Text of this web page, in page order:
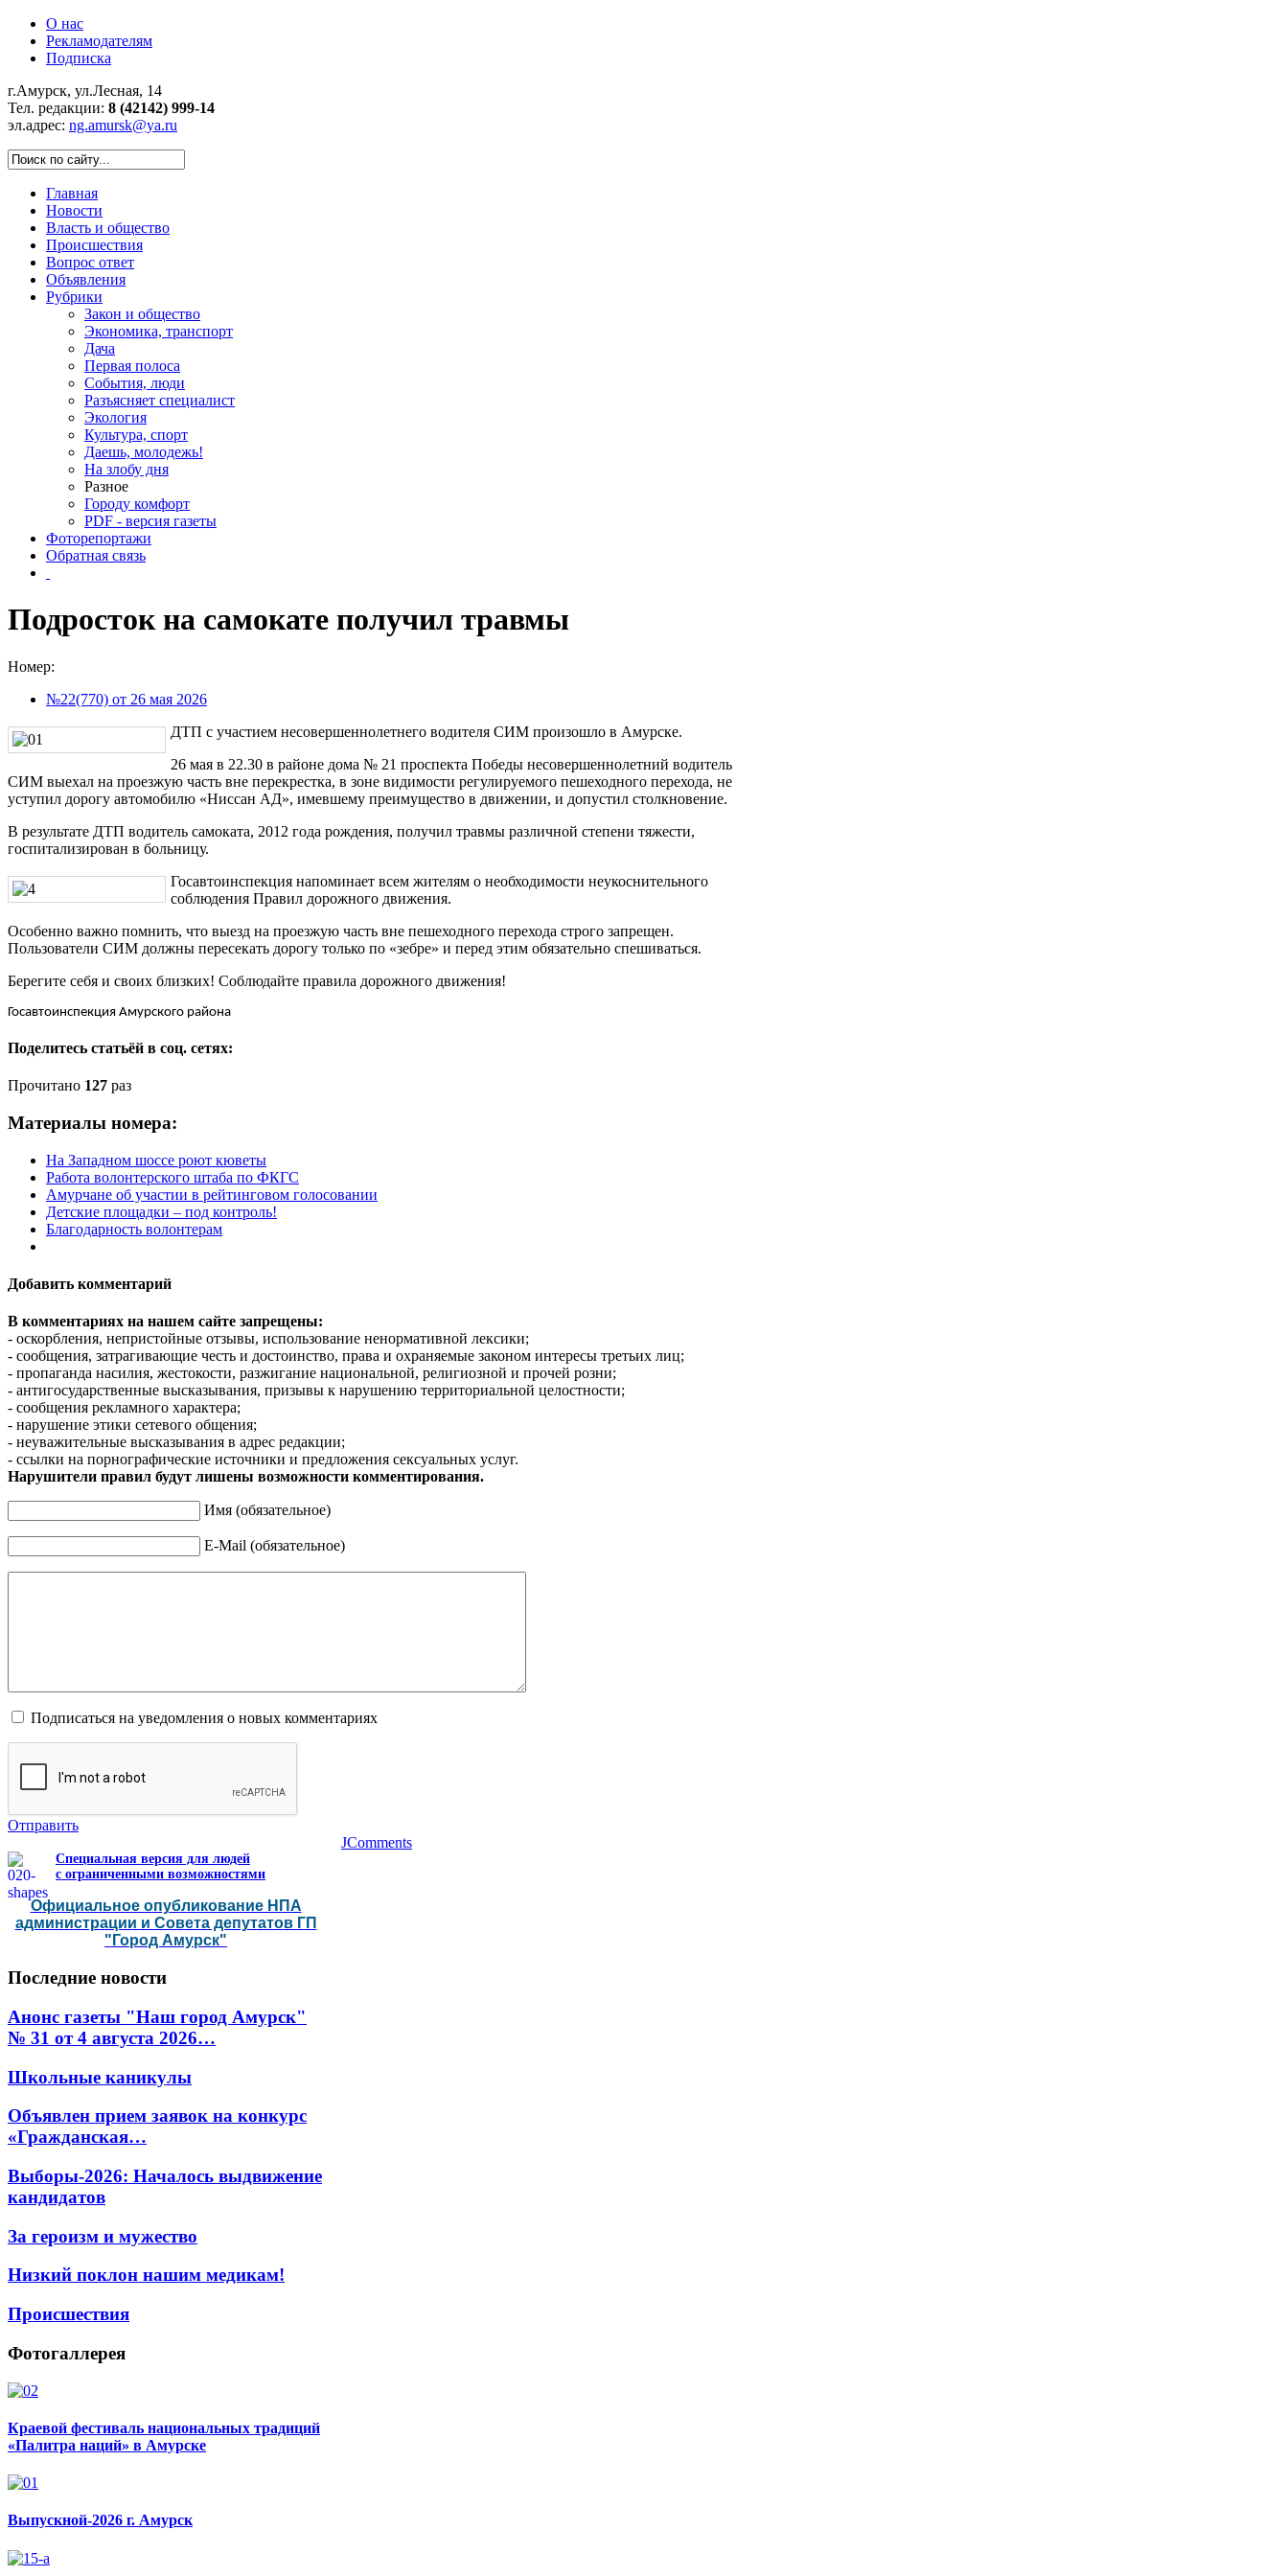
О нас
Рекламодателям
Подписка
г.Амурск, ул.Лесная, 14
Тел. редакции: 8 (42142) 999-14
эл.адрес: ng.amursk@ya.ru
Главная
Новости
Власть и общество
Происшествия
Вопрос ответ
Объявления
Рубрики
Закон и общество
Экономика, транспорт
Дача
Первая полоса
События, люди
Разъясняет специалист
Экология
Культура, спорт
Даешь, молодежь!
На злобу дня
Разное
Городу комфорт
PDF - версия газеты
Фоторепортажи
Обратная связь
Подросток на самокате получил травмы
Номер:
№22(770) от 26 мая 2026
ДТП с участием несовершеннолетнего водителя СИМ произошло в Амурске.
26 мая в 22.30 в районе дома № 21 проспекта Победы несовершеннолетний водитель
СИМ выехал на проезжую часть вне перекрестка, в зоне видимости регулируемого пешеходного перехода, не
уступил дорогу автомобилю «Ниссан АД», имевшему преимущество в движении, и допустил столкновение.
В результате ДТП водитель самоката, 2012 года рождения, получил травмы различной степени тяжести,
госпитализирован в больницу.
Госавтоинспекция напоминает всем жителям о необходимости неукоснительного
соблюдения Правил дорожного движения.
Особенно важно помнить, что выезд на проезжую часть вне пешеходного перехода строго запрещен.
Пользователи СИМ должны пересекать дорогу только по «зебре» и перед этим обязательно спешиваться.
Берегите себя и своих близких! Соблюдайте правила дорожного движения!
Госавтоинспекция Амурского района
Поделитесь статьёй в соц. сетях:
Прочитано 127 раз
Материалы номера:
На Западном шоссе роют кюветы
Работа волонтерского штаба по ФКГС
Амурчане об участии в рейтинговом голосовании
Детские площадки – под контроль!
Благодарность волонтерам
Добавить комментарий
В комментариях на нашем сайте запрещены:
- оскорбления, непристойные отзывы, использование ненормативной лексики;
- сообщения, затрагивающие честь и достоинство, права и охраняемые законом интересы третьих лиц;
- пропаганда насилия, жестокости, разжигание национальной, религиозной и прочей розни;
- антигосударственные высказывания, призывы к нарушению территориальной целостности;
- сообщения рекламного характера;
- нарушение этики сетевого общения;
- неуважительные высказывания в адрес редакции;
- ссылки на порнографические источники и предложения сексуальных услуг.
Нарушители правил будут лишены возможности комментирования.
Имя (обязательное)
E-Mail (обязательное)
Подписаться на уведомления о новых комментариях
Отправить
JComments
Специальная версия для людей
с ограниченными возможностями
Официальное опубликование НПА
администрации и Совета депутатов ГП
"Город Амурск"
Последние новости
Анонс газеты "Наш город Амурск"
№ 31 от 4 августа 2026…
Школьные каникулы
Объявлен прием заявок на конкурс
«Гражданская…
Выборы-2026: Началось выдвижение
кандидатов
За героизм и мужество
Низкий поклон нашим медикам!
Происшествия
Фотогаллерея
Краевой фестиваль национальных традиций
«Палитра наций» в Амурске
Выпускной-2026 г. Амурск